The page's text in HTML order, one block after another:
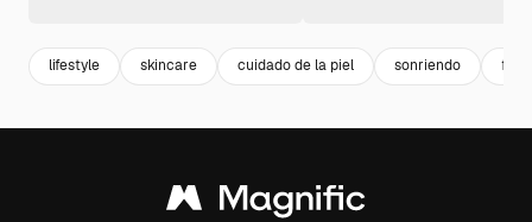
lifestyle skincare cuidado de la piel sonriendo feliz